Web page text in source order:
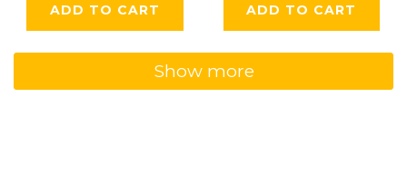
ADD TO CART ADD TO CART
Show more